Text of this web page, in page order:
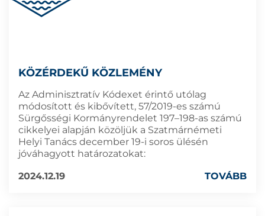
KÖZÉRDEKŰ KÖZLEMÉNY
Az Adminisztratív Kódexet érintő utólag
módosított és kibővített, 57/2019-es számú
Sürgősségi Kormányrendelet 197–198-as számú
cikkelyei alapján közöljük a Szatmárnémeti
Helyi Tanács december 19-i soros ülésén
jóváhagyott határozatokat:
2024.12.19
TOVÁBB